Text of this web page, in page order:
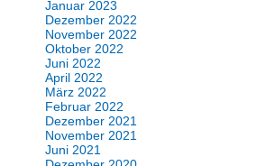
Januar 2023
Dezember 2022
November 2022
Oktober 2022
Juni 2022
April 2022
März 2022
Februar 2022
Dezember 2021
November 2021
Juni 2021